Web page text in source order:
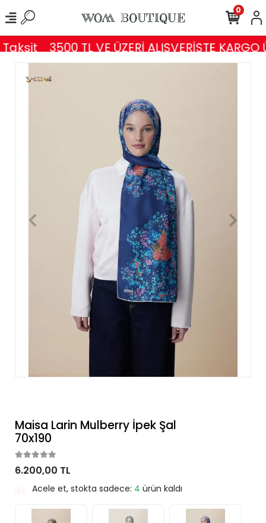
3500 TL VE ÜZERİ ALIŞVERİŞTE KARGO
0
Maisa Larin Mulberry İpek Şal
70x190
6.200,00 TL
Acele et, stokta sadece: 4 ürün kaldı